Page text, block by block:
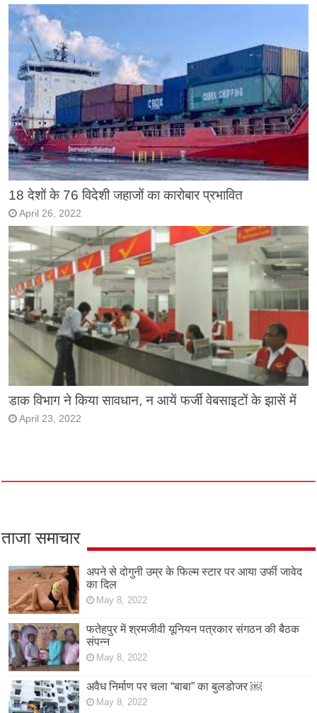
18 देशों के 76 विदेशी जहाजों का कारोबार प्रभावित
April 26, 2022
डाक विभाग ने किया सावधान, न आयें फर्जी वेबसाइटों के झासें में
April 23, 2022
ताजा समाचार
अपने से दोगुनी उम्र के फिल्म स्टार पर आया उर्फी जावेद
का दिल
May 8, 2022
फतेहपुर में श्रमजीवी यूनियन पत्रकार संगठन की बैठक
संपन्न
May 8, 2022
अवैध निर्माण पर चला “बाबा” का बुलडोजर ￼
May 8, 2022